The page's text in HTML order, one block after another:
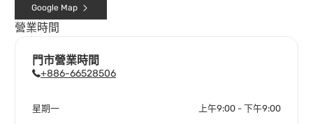
Google Map
營業時間
門市營業時間
+886-66528506
星期一 上午9:00 - 下午9:00